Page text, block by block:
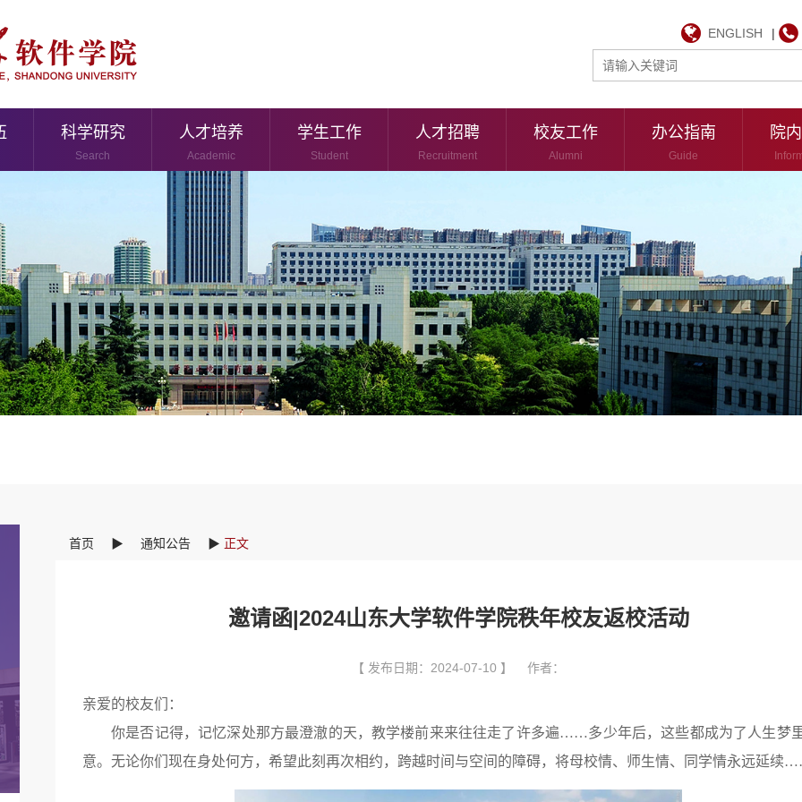
ENGLISH |
科学研究
Search
人才培养
Academic
学生工作
Student
人才招聘
Recruitment
校友工作
Alumni
办公指南
Guide
院
首页 ▶ 通知公告 ▶ 正文
邀请函|2024山东大学软件学院秩年校友返校活动
【 发布日期：2024-07-10 】 作者：
亲爱的校友们：
你是否记得，记忆深处那方最澄澈的天，教学楼前来来往往走了许多遍……多少年后，这些都成为了人生梦
意。无论你们现在身处何方，希望此刻再次相约，跨越时间与空间的障碍，将母校情、师生情、同学情永远延续